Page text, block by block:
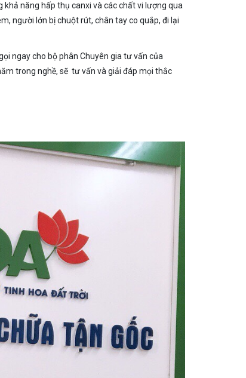
năng hấp thụ canxi và các chất vi lượng qua
người lớn bị chuột rút, chân tay co quắp, đi lại
ngay cho bộ phân Chuyên gia tư vấn của
trong nghề, sẽ tư vấn và giải đáp mọi thắc